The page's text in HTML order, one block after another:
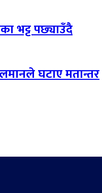
भट्ट पछ्याउँदै
घटाए मतान्तर